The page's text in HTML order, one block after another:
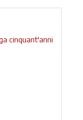
cinquant'anni